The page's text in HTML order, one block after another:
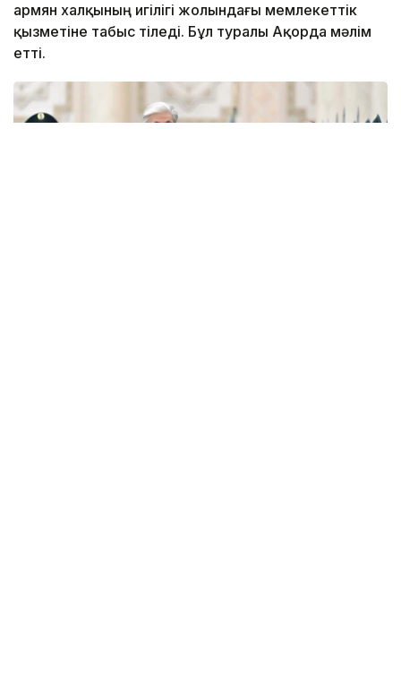
армян халқының игілігі жолындағы мемлекеттік
қызметіне табыс тіледі. Бұл туралы Ақорда мәлім
етті.